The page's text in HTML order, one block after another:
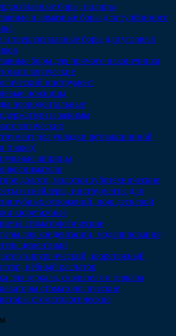
боры, полиры
и алмазные боры для турбинного
твердосплавные боры для угловых
боры для прямого наконечника
инструмент
ножницы
периодентальные
и зажимы
для укладки ретракционной
(пакер)
шприцы
долото, молотки зуботехнические
и скейлеры, инструменты для
зубных отложений, нож десневой
кюретажные
стоматологические
для конденсации, моделирования;
цементный
хирургический, кюретажный
нёбный распатор
для зеркала, скальпеля и зеркала
стоматологические
стоматологические